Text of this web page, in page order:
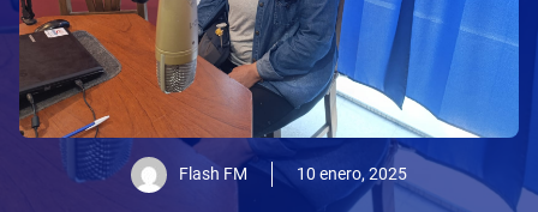
Flash FM 10 enero, 2025